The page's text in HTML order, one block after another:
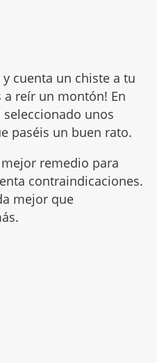
cuenta un chiste a tu
a reír un montón! En
seleccionado unos
paséis un buen rato.
mejor remedio para
contraindicaciones.
mejor que